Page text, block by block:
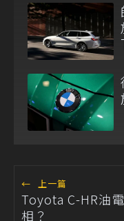
← 上一篇
Toyota C-HR油
相？